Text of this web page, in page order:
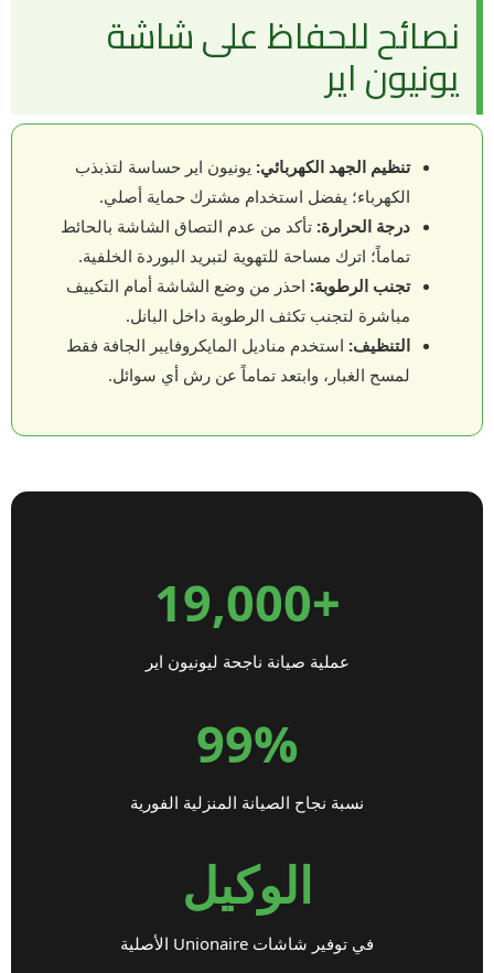
نصائح للحفاظ على شاشة
يونيون اير
تنظيم الجهد الكهربائي: يونيون اير حساسة لتذبذب
الكهرباء؛ يفضل استخدام مشترك حماية أصلي.
درجة الحرارة: تأكد من عدم التصاق الشاشة بالحائط
تماماً؛ اترك مساحة للتهوية لتبريد البوردة الخلفية.
تجنب الرطوبة: احذر من وضع الشاشة أمام التكييف
مباشرة لتجنب تكثف الرطوبة داخل البانل.
التنظيف: استخدم مناديل المايكروفايبر الجافة فقط
لمسح الغبار، وابتعد تماماً عن رش أي سوائل.
+19,000
عملية صيانة ناجحة ليونيون اير
99%
نسبة نجاح الصيانة المنزلية الفورية
الوكيل
في توفير شاشات Unionaire الأصلية